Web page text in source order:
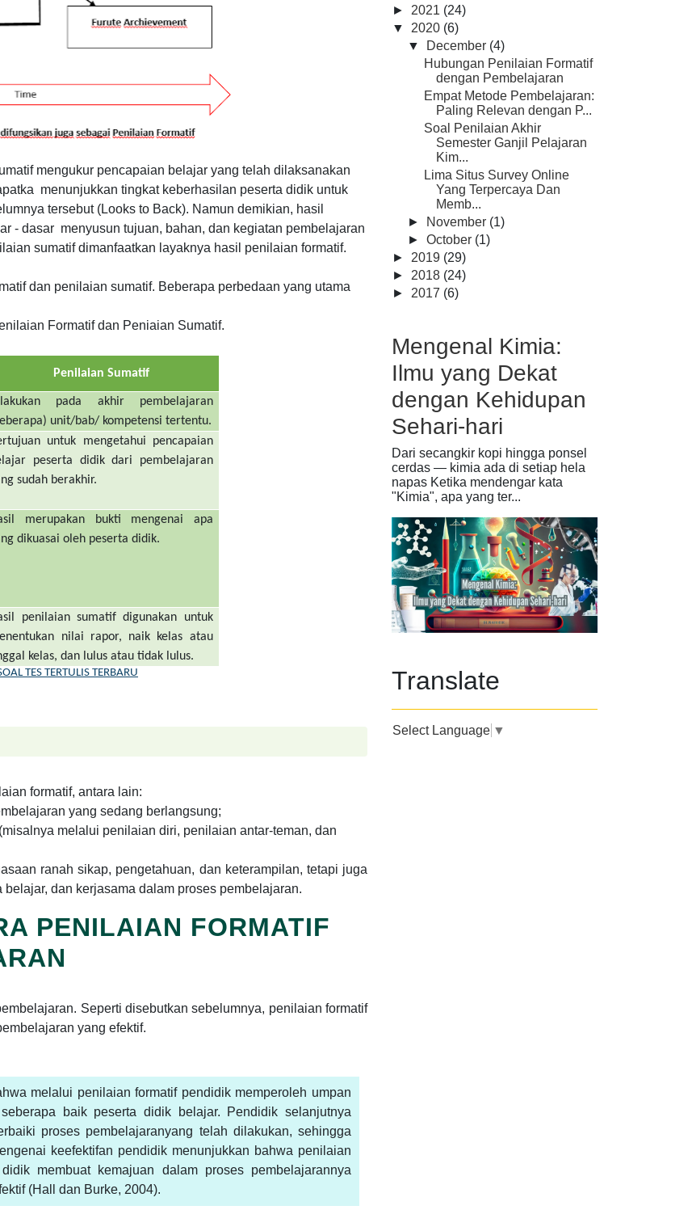
mengukur pencapaian belajar yang telah dilaksanakan
menunjukkan tingkat keberhasilan peserta didik untuk
tersebut (Looks to Back). Namun demikian, hasil
- dasar menyusun tujuan, bahan, dan kegiatan pembelajaran
sumatif dimanfaatkan layaknya hasil penilaian formatif.
dan penilaian sumatif. Beberapa perbedaan yang utama
Formatif dan Peniaian Sumatif.
Penilaian Sumatif
pada akhir pembelajaran
unit/bab/ kompetensi tertentu.
untuk mengetahui pencapaian
peserta didik dari pembelajaran
sudah berakhir.
merupakan bukti mengenai apa
dikuasai oleh peserta didik.
penilaian sumatif digunakan untuk
nilai rapor, naik kelas atau
kelas, dan lulus atau tidak lulus.
TES TERTULIS TERBARU
formatif, antara lain:
yang sedang berlangsung;
melalui penilaian diri, penilaian antar-teman, dan
ranah sikap, pengetahuan, dan keterampilan, tetapi juga
dan kerjasama dalam proses pembelajaran.
PENILAIAN FORMATIF
Seperti disebutkan sebelumnya, penilaian formatif
yang efektif.
melalui penilaian formatif pendidik memperoleh umpan
baik peserta didik belajar. Pendidik selanjutnya
proses pembelajaranyang telah dilakukan, sehingga
keefektifan pendidik menunjukkan bahwa penilaian
membuat kemajuan dalam proses pembelajarannya
(Hall dan Burke, 2004).
► 2021 (24)
▼ 2020 (6)
▼
December (4)
Hubungan Penilaian Formatif
dengan Pembelajaran
Empat Metode Pembelajaran:
Paling Relevan dengan P...
Soal Penilaian Akhir
Semester Ganjil Pelajaran
Kim...
Lima Situs Survey Online
Yang Terpercaya Dan
Memb...
►
November (1)
►October (1)
► 2019 (29)
► 2018 (24)
► 2017 (6)
Mengenal Kimia:
Ilmu yang Dekat
dengan Kehidupan
Sehari-hari
Dari secangkir kopi hingga ponsel
cerdas — kimia ada di setiap hela
napas Ketika mendengar kata
"Kimia", apa yang ter...
Translate
Select Language ▼